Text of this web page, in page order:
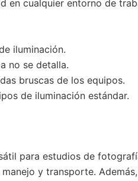
en cualquier entorno de
iluminación.
no se detalla.
bruscas de los equipos.
de iluminación estándar.
para estudios de
y transporte.